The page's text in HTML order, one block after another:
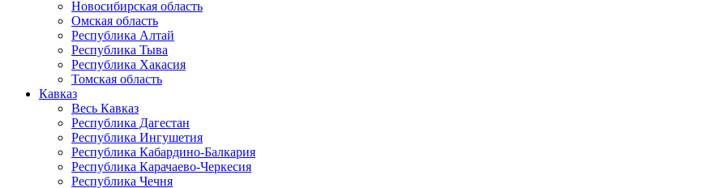
Новосибирская область
Омская область
Республика Алтай
Республика Тыва
Республика Хакасия
Томская область
Кавказ
Весь Кавказ
Республика Дагестан
Республика Ингушетия
Республика Кабардино-Балкария
Республика Карачаево-Черкесия
Республика Чечня